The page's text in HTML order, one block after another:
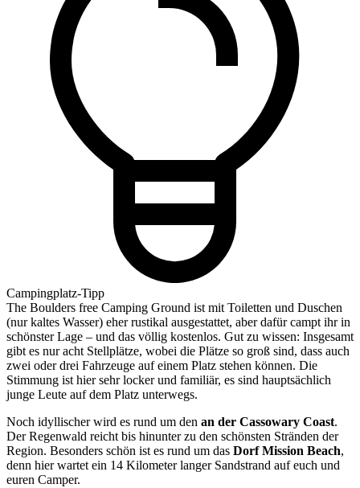
Campingplatz-Tipp
The Boulders free Camping Ground ist mit Toiletten und Duschen
(nur kaltes Wasser) eher rustikal ausgestattet, aber dafür campt ihr in
schönster Lage – und das völlig kostenlos. Gut zu wissen: Insgesamt
gibt es nur acht Stellplätze, wobei die Plätze so groß sind, dass auch
zwei oder drei Fahrzeuge auf einem Platz stehen können. Die
Stimmung ist hier sehr locker und familiär, es sind hauptsächlich
junge Leute auf dem Platz unterwegs.
Noch idyllischer wird es rund um den an der Cassowary Coast.
Der Regenwald reicht bis hinunter zu den schönsten Stränden der
Region. Besonders schön ist es rund um das Dorf Mission Beach,
denn hier wartet ein 14 Kilometer langer Sandstrand auf euch und
euren Camper.